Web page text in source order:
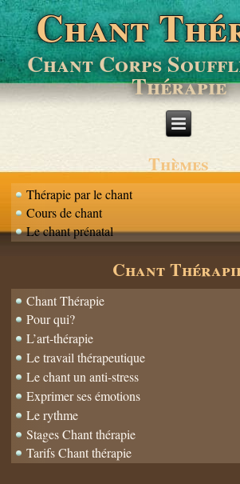
Chant
Chant Corps
Thérapie
Thèmes
Thérapie par le chant
Cours de chant
Le chant prénatal
Chant
Chant Thérapie
Pour qui?
L’art-thérapie
Le travail thérapeutique
Le chant un anti-stress
Exprimer ses émotions
Le rythme
Stages Chant thérapie
Tarifs Chant thérapie